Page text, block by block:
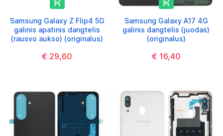
Samsung Galaxy Z Flip4 5G
galinis apatinis dangtelis
(rausvo aukso) (originalus)
€ 29,60
Samsung Galaxy A17 4G
galinis dangtelis (juodas)
(originalus)
€ 16,40